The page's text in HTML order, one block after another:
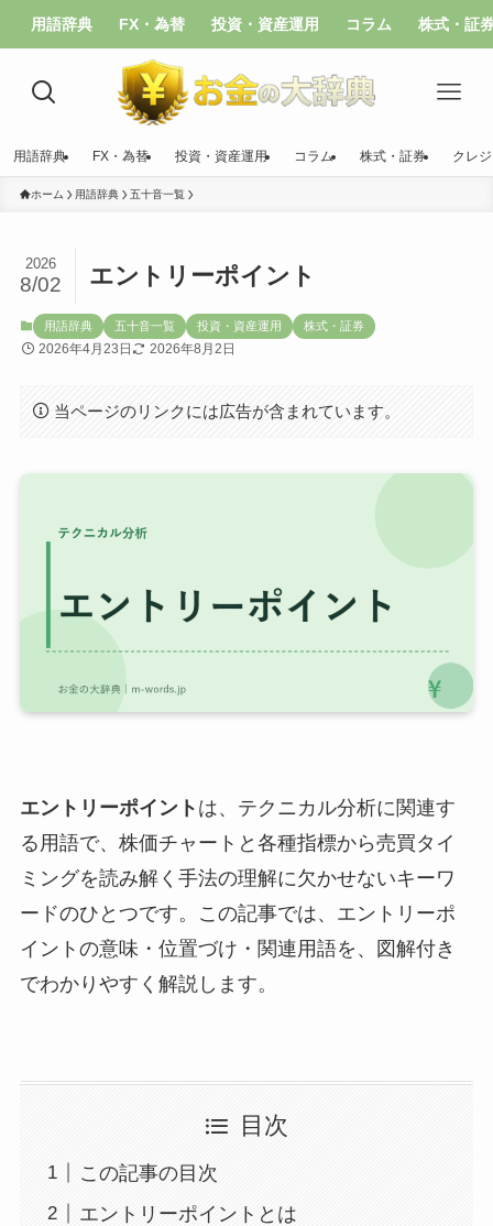
用語辞典 FX・為替 投資・資産運用 コラム 株式・証
用語辞典 FX・為替 投資・資産運用 コラム 株式・証券 クレ
ホーム 用語辞典 五十音一覧
エントリーポイント
2026
8/02
用語辞典 五十音一覧 投資・資産運用 株式・証券
2026年4月23日 2026年8月2日
当ページのリンクには広告が含まれています。
エントリーポイント は、テクニカル分析に関連す
る用語で、株価チャートと各種指標から売買タイ
ミングを読み解く手法の理解に欠かせないキーワ
ードのひとつです。この記事では、エントリーポ
イントの意味・位置づけ・関連用語を、図解付き
でわかりやすく解説します。
目次
この記事の目次
エントリーポイントとは